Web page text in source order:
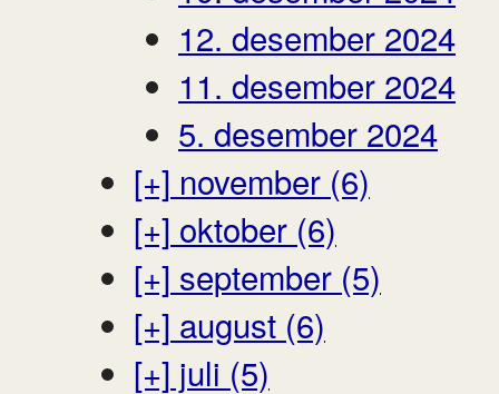
12. desember 2024
11. desember 2024
5. desember 2024
[+] november (6)
[+] oktober (6)
[+] september (5)
[+] august (6)
[+] juli (5)